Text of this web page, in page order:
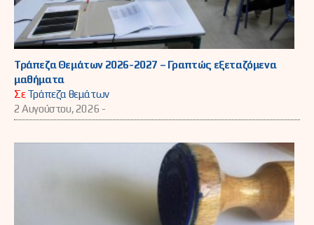
Τράπεζα Θεμάτων 2026-2027 – Γραπτώς εξεταζόμενα
μαθήματα
ΣεΤράπεζα θεμάτων
2 Αυγούστου, 2026 -